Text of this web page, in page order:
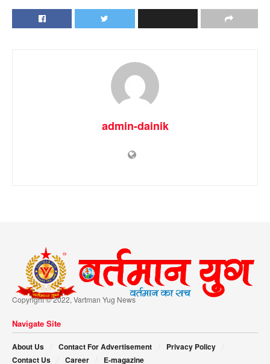
admin-dainik
Copyright © 2022, Vartman Yug News
Navigate Site
About Us Contact For Advertisement
Privacy Policy
Contact Us
Career E-magazine